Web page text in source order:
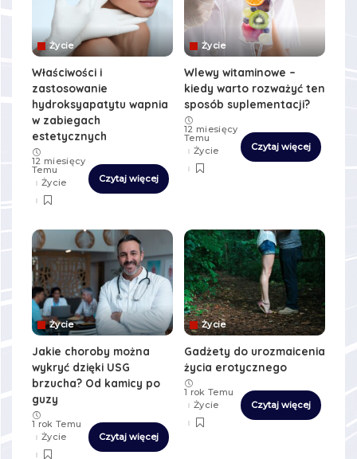
Życie
Właściwości i
zastosowanie
hydroksyapatytu wapnia
w zabiegach
estetycznych
12 miesięcy
Temu
Życie
Czytaj więcej
Życie
Wlewy witaminowe –
kiedy warto rozważyć ten
sposób suplementacji?
12 miesięcy
Temu
Życie
Czytaj więcej
Życie
Jakie choroby można
wykryć dzięki USG
brzucha? Od kamicy po
guzy
1 rok Temu
Życie
Czytaj więcej
Życie
Gadżety do urozmaicenia
życia erotycznego
1 rok Temu
Życie
Czytaj więcej